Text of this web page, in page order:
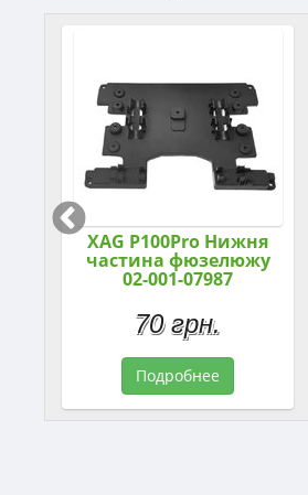
XAG P100Pro Нижня
частина фюзелюжу
02-001-07987
70 грн.
Подробнее